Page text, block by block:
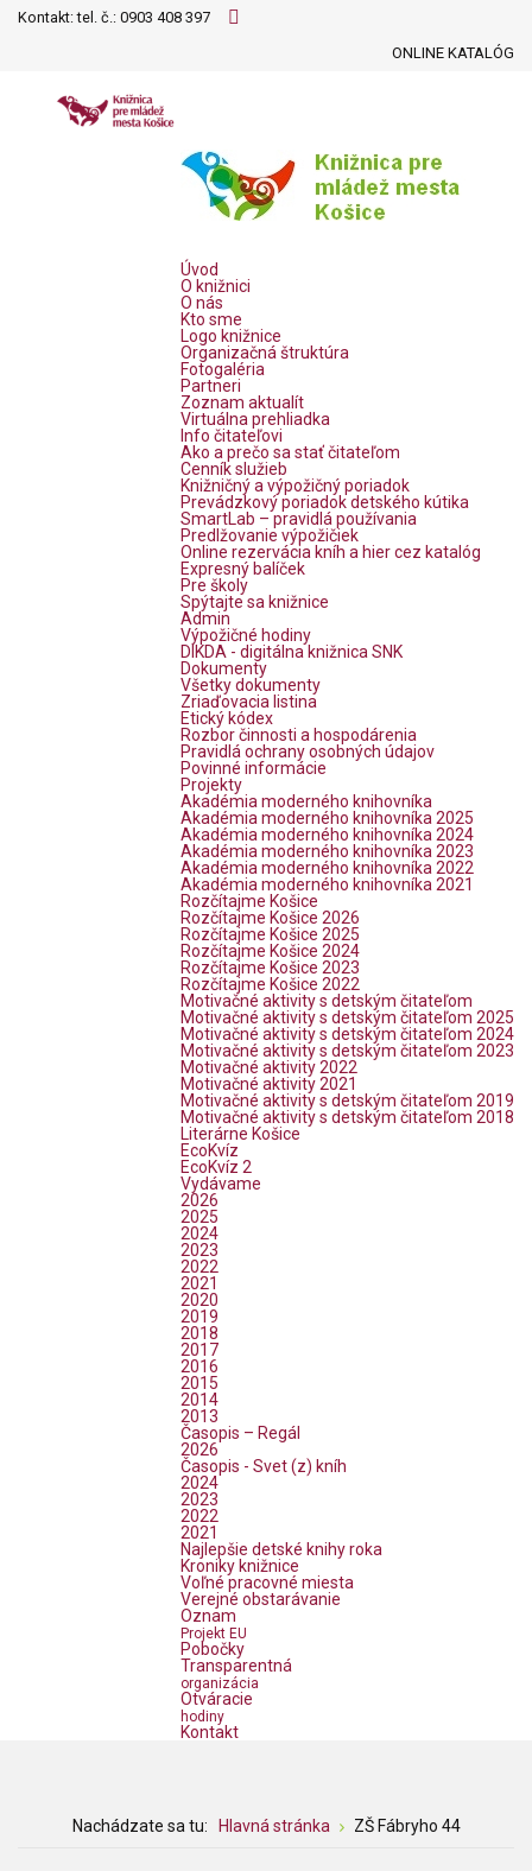
Kontakt: tel. č.: 0903 408 397
ONLINE KATALÓG
Úvod
O knižnici
O nás
Kto sme
Logo knižnice
Organizačná štruktúra
Fotogaléria
Partneri
Zoznam aktualít
Virtuálna prehliadka
Info čitateľovi
Ako a prečo sa stať čitateľom
Cenník služieb
Knižničný a výpožičný poriadok
Prevádzkový poriadok detského kútika
SmartLab – pravidlá používania
Predlžovanie výpožičiek
Online rezervácia kníh a hier cez katalóg
Expresný balíček
Pre školy
Spýtajte sa knižnice
Admin
Výpožičné hodiny
DIKDA - digitálna knižnica SNK
Dokumenty
Všetky dokumenty
Zriaďovacia listina
Etický kódex
Rozbor činnosti a hospodárenia
Pravidlá ochrany osobných údajov
Povinné informácie
Projekty
Akadémia moderného knihovníka
Akadémia moderného knihovníka 2025
Akadémia moderného knihovníka 2024
Akadémia moderného knihovníka 2023
Akadémia moderného knihovníka 2022
Akadémia moderného knihovníka 2021
Rozčítajme Košice
Rozčítajme Košice 2026
Rozčítajme Košice 2025
Rozčítajme Košice 2024
Rozčítajme Košice 2023
Rozčítajme Košice 2022
Motivačné aktivity s detským čitateľom
Motivačné aktivity s detským čitateľom 2025
Motivačné aktivity s detským čitateľom 2024
Motivačné aktivity s detským čitateľom 2023
Motivačné aktivity 2022
Motivačné aktivity 2021
Motivačné aktivity s detským čitateľom 2019
Motivačné aktivity s detským čitateľom 2018
Literárne Košice
EcoKvíz
EcoKvíz 2
Vydávame
2026
2025
2024
2023
2022
2021
2020
2019
2018
2017
2016
2015
2014
2013
Časopis – Regál
2026
Časopis - Svet (z) kníh
2024
2023
2022
2021
Najlepšie detské knihy roka
Kroniky knižnice
Voľné pracovné miesta
Verejné obstarávanie
Oznam
Projekt EU
Pobočky
Transparentná
organizácia
Otváracie
hodiny
Kontakt
Nachádzate sa tu: Hlavná stránka ZŠ Fábryho 44